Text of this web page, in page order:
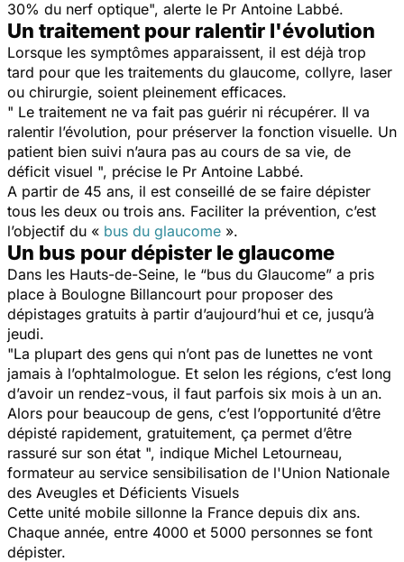
30% du nerf optique", alerte le Pr Antoine Labbé.
Un traitement pour ralentir l'évolution
Lorsque les symptômes apparaissent, il est déjà trop
tard pour que les traitements du glaucome, collyre, laser
ou chirurgie, soient pleinement efficaces.
" Le traitement ne va fait pas guérir ni récupérer. Il va
ralentir l’évolution, pour préserver la fonction visuelle. Un
patient bien suivi n’aura pas au cours de sa vie, de
déficit visuel ", précise le Pr Antoine Labbé.
A partir de 45 ans, il est conseillé de se faire dépister
tous les deux ou trois ans. Faciliter la prévention, c’est
l’objectif du « bus du glaucome ».
Un bus pour dépister le glaucome
Dans les Hauts-de-Seine, le “bus du Glaucome” a pris
place à Boulogne Billancourt pour proposer des
dépistages gratuits à partir d’aujourd’hui et ce, jusqu’à
jeudi.
"La plupart des gens qui n’ont pas de lunettes ne vont
jamais à l’ophtalmologue. Et selon les régions, c’est long
d’avoir un rendez-vous, il faut parfois six mois à un an.
Alors pour beaucoup de gens, c’est l’opportunité d’être
dépisté rapidement, gratuitement, ça permet d’être
rassuré sur son état ", indique Michel Letourneau,
formateur au service sensibilisation de l'Union Nationale
des Aveugles et Déficients Visuels
Cette unité mobile sillonne la France depuis dix ans.
Chaque année, entre 4000 et 5000 personnes se font
dépister.